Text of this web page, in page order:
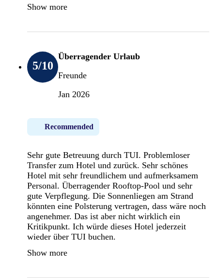
Show more
5/10
Überragender Urlaub
Freunde
Jan 2026
Recommended
Sehr gute Betreuung durch TUI. Problemloser
Transfer zum Hotel und zurück. Sehr schönes
Hotel mit sehr freundlichem und aufmerksamem
Personal. Überragender Rooftop-Pool und sehr
gute Verpflegung. Die Sonnenliegen am Strand
könnten eine Polsterung vertragen, dass wäre noch
angenehmer. Das ist aber nicht wirklich ein
Kritikpunkt. Ich würde dieses Hotel jederzeit
wieder über TUI buchen.
Show more